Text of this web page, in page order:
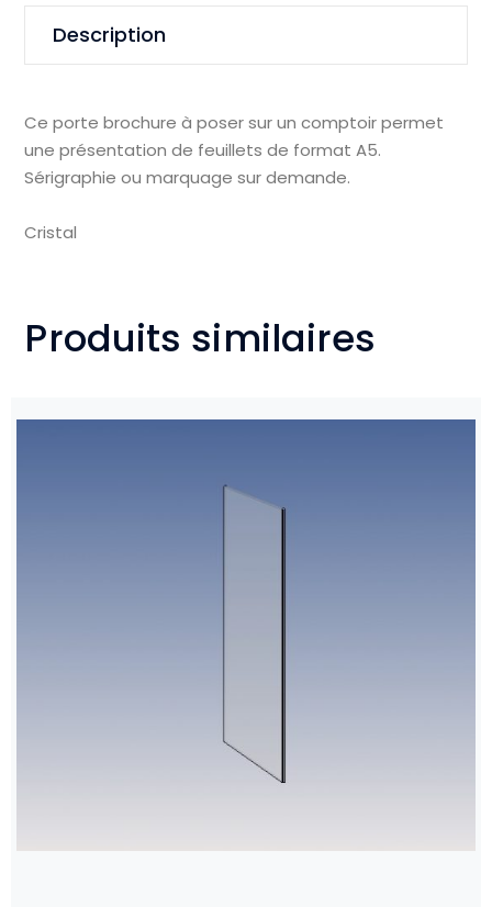
Description
Ce porte brochure à poser sur un comptoir permet
une présentation de feuillets de format A5.
Sérigraphie ou marquage sur demande.
Cristal
Produits similaires